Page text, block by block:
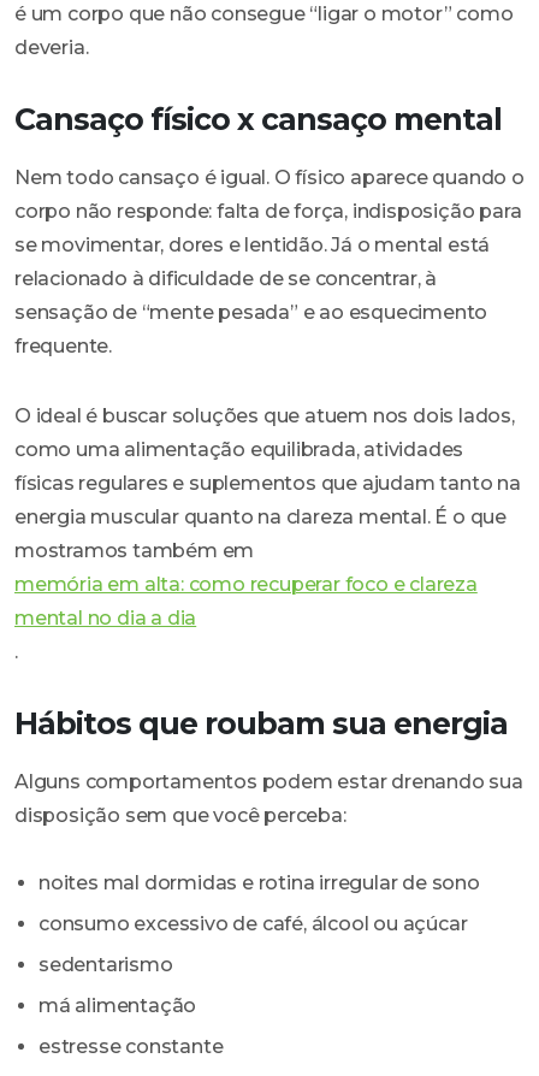
é um corpo que não consegue “ligar o motor” como
deveria.
Cansaço físico x cansaço mental
Nem todo cansaço é igual. O físico aparece quando o
corpo não responde: falta de força, indisposição para
se movimentar, dores e lentidão. Já o mental está
relacionado à dificuldade de se concentrar, à
sensação de “mente pesada” e ao esquecimento
frequente.
O ideal é buscar soluções que atuem nos dois lados,
como uma alimentação equilibrada, atividades
físicas regulares e suplementos que ajudam tanto na
energia muscular quanto na clareza mental. É o que
mostramos também em
memória em alta: como recuperar foco e clareza
mental no dia a dia
.
Hábitos que roubam sua energia
Alguns comportamentos podem estar drenando sua
disposição sem que você perceba:
noites mal dormidas e rotina irregular de sono
consumo excessivo de café, álcool ou açúcar
sedentarismo
má alimentação
estresse constante